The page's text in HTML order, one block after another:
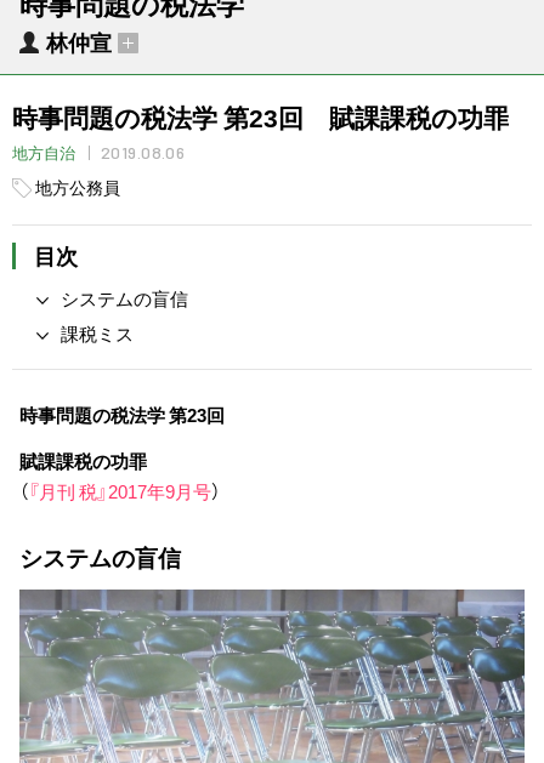
林仲宣
時事問題の税法学 第23回 賦課課税の功罪
地方自治
2019.08.06
地方公務員
目次
システムの盲信
課税ミス
時事問題の税法学 第23回
賦課課税の功罪
（『月刊 税』2017年9月号）
システムの盲信